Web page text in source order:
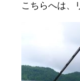
こちらへは、